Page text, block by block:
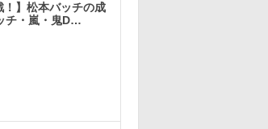
！】松本バッチの成
チ・嵐・鬼D…